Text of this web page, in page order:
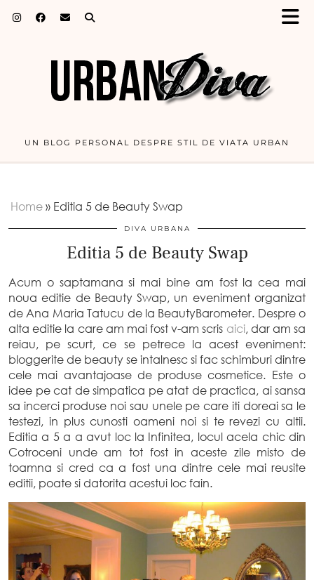
UN BLOG PERSONAL DESPRE STIL DE VIATA URBAN
Home » Editia 5 de Beauty Swap
DIVA URBANA
Editia 5 de Beauty Swap
Acum o saptamana si mai bine am fost la cea mai
noua editie de Beauty Swap, un eveniment organizat
de Ana Maria Tatucu de la BeautyBarometer. Despre o
alta editie la care am mai fost v-am scris aici, dar am sa
reiau, pe scurt, ce se petrece la acest eveniment:
bloggerite de beauty se intalnesc si fac schimburi dintre
cele mai avantajoase de produse cosmetice. Este o
idee pe cat de simpatica pe atat de practica, ai sansa
sa incerci produse noi sau unele pe care iti doreai sa le
testezi, in plus cunosti oameni noi si te revezi cu altii.
Editia a 5 a a avut loc la Infinitea, locul acela chic din
Cotroceni unde am tot fost in aceste zile misto de
toamna si cred ca a fost una dintre cele mai reusite
editii, poate si datorita acestui loc fain.